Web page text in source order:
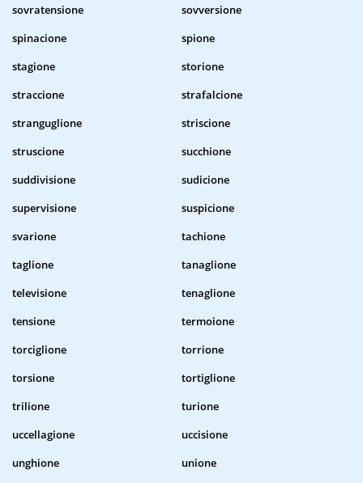
sovratensione
sovversione
spinacione
spione
stagione
storione
straccione
strafalcione
stranguglione
striscione
struscione
succhione
suddivisione
sudicione
supervisione
suspicione
svarione
tachione
taglione
tanaglione
televisione
tenaglione
tensione
termoione
torciglione
torrione
torsione
tortiglione
trilione
turione
uccellagione
uccisione
unghione
unione